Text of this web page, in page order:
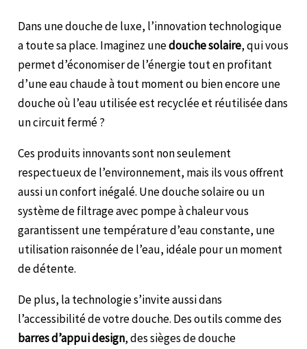
Dans une douche de luxe, l’innovation technologique
a toute sa place. Imaginez unedouche solaire, qui vous
permet d’économiser de l’énergie tout en profitant
d’une eau chaude à tout moment ou bien encore une
douche où l’eau utilisée est recyclée et réutilisée dans
un circuit fermé ?
Ces produits innovants sont non seulement
respectueux de l’environnement, mais ils vous offrent
aussi un confort inégalé. Une douche solaire ou un
système de filtrage avec pompe à chaleur vous
garantissent une température d’eau constante, une
utilisation raisonnée de l’eau, idéale pour un moment
de détente.
De plus, la technologie s’invite aussi dans
l’accessibilité de votre douche. Des outils comme des
barres d’appui design, des sièges de douche